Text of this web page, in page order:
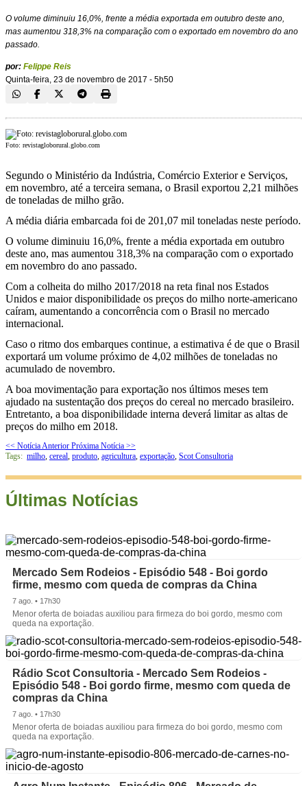
O volume diminuiu 16,0%, frente a média exportada em outubro deste ano,
mas aumentou 318,3% na comparação com o exportado em novembro do ano
passado.
por: Felippe Reis
Quinta-feira, 23 de novembro de 2017 - 5h50
Foto: revistagloborural.globo.com
Segundo o Ministério da Indústria, Comércio Exterior e Serviços,
em novembro, até a terceira semana, o Brasil exportou 2,21 milhões
de toneladas de milho grão.
A média diária embarcada foi de 201,07 mil toneladas neste período.
O volume diminuiu 16,0%, frente a média exportada em outubro
deste ano, mas aumentou 318,3% na comparação com o exportado
em novembro do ano passado.
Com a colheita do milho 2017/2018 na reta final nos Estados
Unidos e maior disponibilidade os preços do milho norte-americano
caíram, aumentando a concorrência com o Brasil no mercado
internacional.
Caso o ritmo dos embarques continue, a estimativa é de que o Brasil
exportará um volume próximo de 4,02 milhões de toneladas no
acumulado de novembro.
A boa movimentação para exportação nos últimos meses tem
ajudado na sustentação dos preços do cereal no mercado brasileiro.
Entretanto, a boa disponibilidade interna deverá limitar as altas de
preços do milho em 2018.
<< Notícia Anterior Próxima Notícia >>
Tags: milho, cereal, produto, agricultura, exportação, Scot Consultoria
Últimas Notícias
Mercado Sem Rodeios - Episódio 548 - Boi gordo
firme, mesmo com queda de compras da China
7 ago. • 17h30
Menor oferta de boiadas auxiliou para firmeza do boi gordo, mesmo com
queda na exportação.
Rádio Scot Consultoria - Mercado Sem Rodeios -
Episódio 548 - Boi gordo firme, mesmo com queda de
compras da China
7 ago. • 17h30
Menor oferta de boiadas auxiliou para firmeza do boi gordo, mesmo com
queda na exportação.